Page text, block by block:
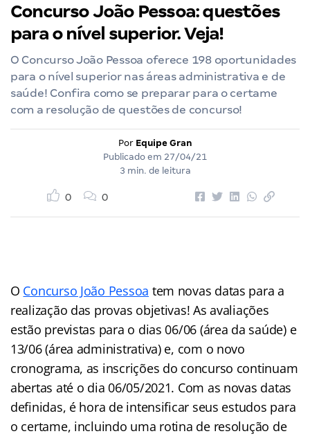
Concurso João Pessoa: questões
para o nível superior. Veja!
O Concurso João Pessoa oferece 198 oportunidades
para o nível superior nas áreas administrativa e de
saúde! Confira como se preparar para o certame
com a resolução de questões de concurso!
Por Equipe Gran
Publicado em 27/04/21
3 min. de leitura
0 0
O Concurso João Pessoa tem novas datas para a
realização das provas objetivas! As avaliações
estão previstas para o dias 06/06 (área da saúde) e
13/06 (área administrativa) e, com o novo
cronograma, as inscrições do concurso continuam
abertas até o dia 06/05/2021. Com as novas datas
definidas, é hora de intensificar seus estudos para
o certame, incluindo uma rotina de resolução de